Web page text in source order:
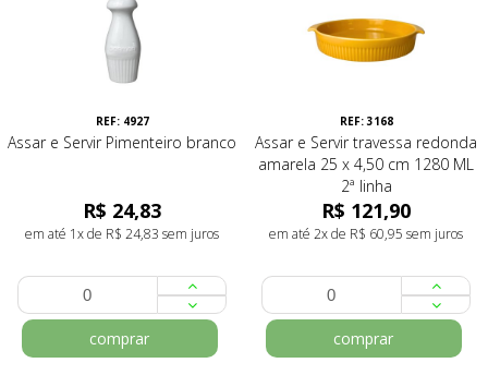
REF: 4927
Assar e Servir Pimenteiro branco
R$ 24,83
em até 1x de R$ 24,83 sem juros
comprar
REF: 3168
Assar e Servir travessa redonda
amarela 25 x 4,50 cm 1280 ML
2ª linha
R$ 121,90
em até 2x de R$ 60,95 sem juros
comprar